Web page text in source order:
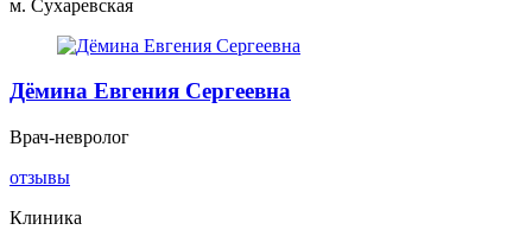
м. Сухаревская
Дёмина Евгения Сергеевна
Врач-невролог
отзывы
Клиника